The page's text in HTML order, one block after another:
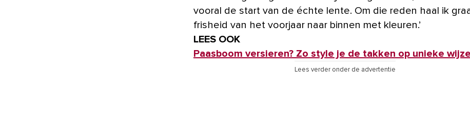
vooral de start van de échte lente. Om die reden haal ik
frisheid van het voorjaar naar binnen met kleuren.’
LEES OOK
Paasboom versieren? Zo style je de takken op unieke wijze
Lees verder onder de advertentie